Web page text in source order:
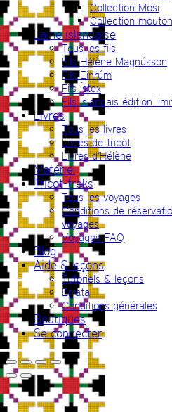
Collection Mosi
Collection mouton
Laine islandaise
Tous les fils
Fils Hélène Magnússon
Fils Einrúm
Fils Ístex
Fils islandais édition
Livres
Tous les livres
Livres de tricot
Livres d’Hélène
Matériel
Tricot-treks
Tous les voyages
Conditions de
voyages
Voyages FAQ
Blog
Aide & leçons
Tutoriels & leçons
Errata
Conditions générales
Boutiques
Se connecter